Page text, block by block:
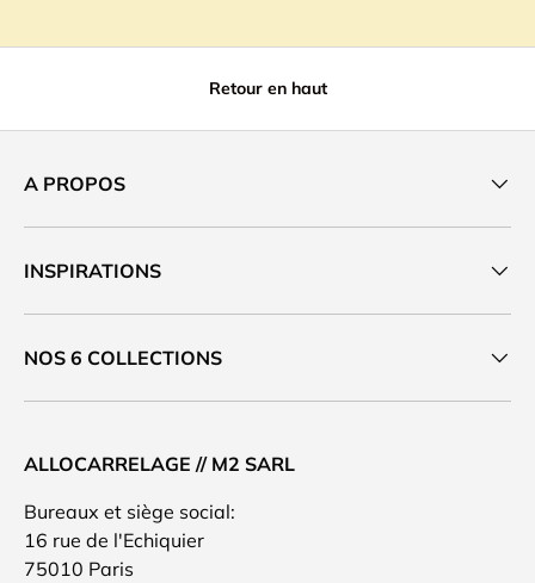
Retour en haut
A PROPOS
INSPIRATIONS
NOS 6 COLLECTIONS
ALLOCARRELAGE // M2 SARL
Bureaux et siège social:
16 rue de l'Echiquier
75010 Paris